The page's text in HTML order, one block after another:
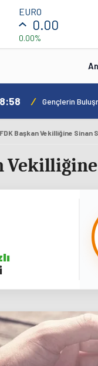
EURO
0.00
0.00%
/ Gençlerin
Başkan Vekilliğine Sinan